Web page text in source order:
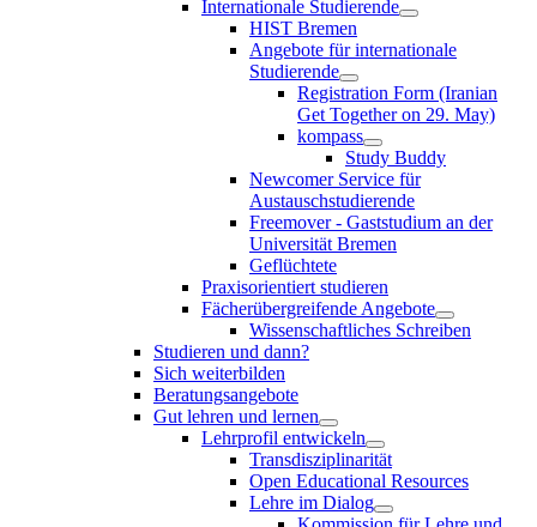
Internationale Studierende
HIST Bremen
Angebote für internationale
Studierende
Registration Form (Iranian
Get Together on 29. May)
kompass
Study Buddy
Newcomer Service für
Austauschstudierende
Freemover - Gaststudium an der
Universität Bremen
Geflüchtete
Praxisorientiert studieren
Fächerübergreifende Angebote
Wissenschaftliches Schreiben
Studieren und dann?
Sich weiterbilden
Beratungsangebote
Gut lehren und lernen
Lehrprofil entwickeln
Transdisziplinarität
Open Educational Resources
Lehre im Dialog